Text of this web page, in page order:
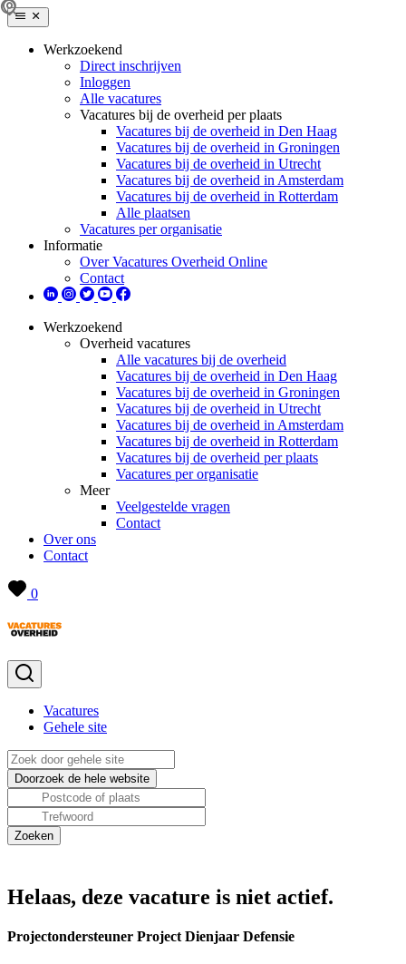
Werkzoekend
Direct inschrijven
Inloggen
Alle vacatures
Vacatures bij de overheid per plaats
Vacatures bij de overheid in Den Haag
Vacatures bij de overheid in Groningen
Vacatures bij de overheid in Utrecht
Vacatures bij de overheid in Amsterdam
Vacatures bij de overheid in Rotterdam
Alle plaatsen
Vacatures per organisatie
Informatie
Over Vacatures Overheid Online
Contact
Werkzoekend
Overheid vacatures
Alle vacatures bij de overheid
Vacatures bij de overheid in Den Haag
Vacatures bij de overheid in Groningen
Vacatures bij de overheid in Utrecht
Vacatures bij de overheid in Amsterdam
Vacatures bij de overheid in Rotterdam
Vacatures bij de overheid per plaats
Vacatures per organisatie
Meer
Veelgestelde vragen
Contact
Over ons
Contact
0
Vacatures
Gehele site
Helaas, deze vacature is niet actief.
Projectondersteuner Project Dienjaar Defensie